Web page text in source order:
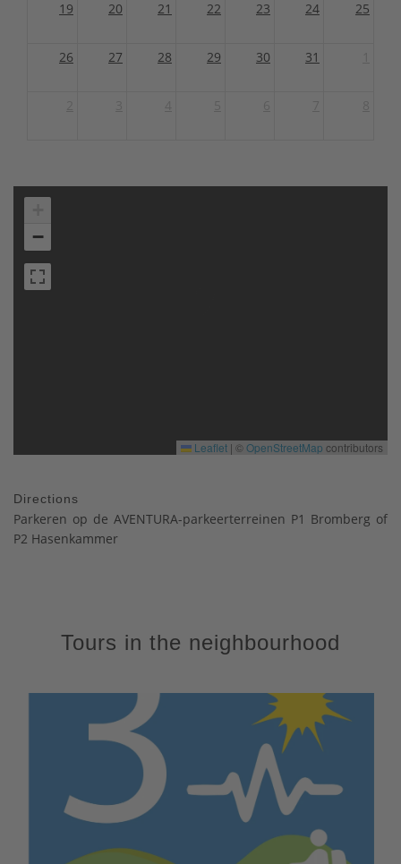
19 20 21 22 23 24 25
26 27 28 29 30 31
−
Leaflet | ©OpenStreetMap contributors
Directions
Parkeren op de AVENTURA-parkeerterreinen P1 Bromberg of
P2 Hasenkammer
Tours in the neighbourhood